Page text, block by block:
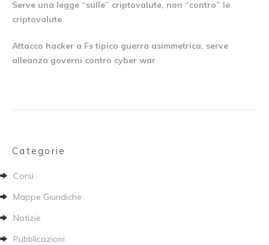
Serve una legge “sulle” criptovalute, non “contro” le
criptovalute
Attacco hacker a Fs tipico guerra asimmetrica, serve
alleanza governi contro cyber war
Categorie
Corsi
Mappe Giuridiche
Notizie
Pubblicazioni